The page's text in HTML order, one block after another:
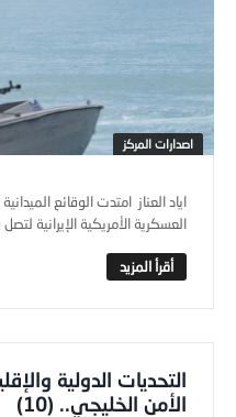
اصدارات المركز
اياد العناز امتدت الوقائع
العسكرية الأمريكية الإيرانية
التحديات الدولية
الأمن الخليجي.. (10)